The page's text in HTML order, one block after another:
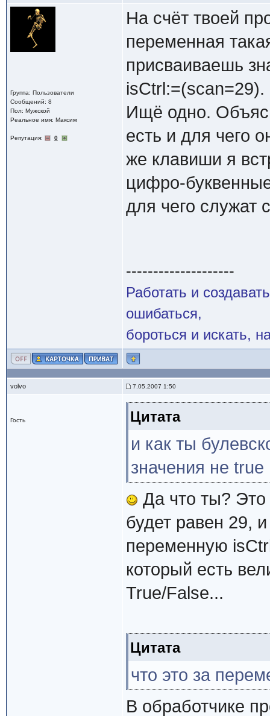
Группа: Пользователи
Сообщений: 8
Пол: Мужской
Реальное имя: Максим
Репутация: 0
На счёт твоей
переменная
присваиваешь
isCtrl:=(scan=29).
Ищё одно.
есть и для чего
же клавиши я
цифро-
для чего служат
--------------------
Работать и
ошибаться,
бороться и искать,
volvo 7.05.2007 1:50
Гость Цитата
и как ты
значения не
Да что ты? Это
будет равен 29,
переменную
который есть
True/False...
Цитата
что это за
В обработчике